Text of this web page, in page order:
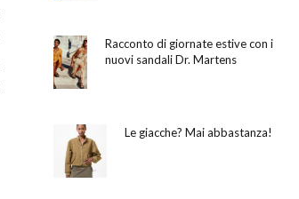
Racconto di giornate estive con i
nuovi sandali Dr. Martens
Le giacche? Mai abbastanza!